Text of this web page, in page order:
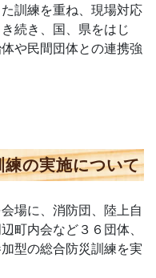
訓練を重ね、現場対応
続き、国、県をはじ
や民間団体との連携強
の実施について
場に、消防団、陸上自
町内会など３６団体、
型の総合防災訓練を実